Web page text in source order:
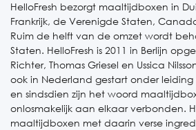
HelloFresh bezorgt maaltijdboxen in
Frankrijk, de Verenigde Staten,
Ruim de helft van de omzet wordt
Staten. HelloFresh is 2011 in Berlijn
Richter, Thomas Griesel en Ussica
ook in Nederland gestart onder leiding
en sindsdien zijn het woord
onlosmakelijk aan elkaar verbonden.
maaltijdboxen met daarin verse